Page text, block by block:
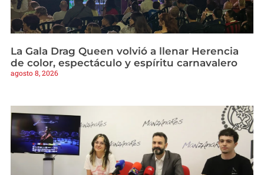
La Gala Drag Queen volvió a llenar Herencia
de color, espectáculo y espíritu carnavalero
agosto 8, 2026